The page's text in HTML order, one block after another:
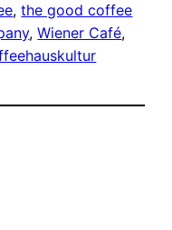
, the good coffee
, Wiener Café